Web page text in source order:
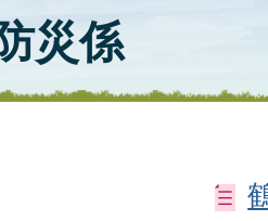
災係